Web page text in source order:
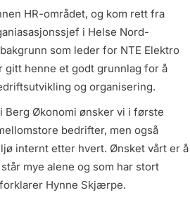
HR-området, og kom rett fra
i Helse Nord-
som leder for NTE Elektro
gitt henne et godt grunnlag for å
og organisering.
Berg Økonomi ønsker vi i første
bedrifter, men også
internt etter hvert. Ønsket vårt er å
mye alene og som har stort
Hynne Skjærpe.